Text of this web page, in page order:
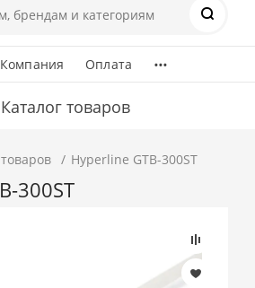
Компания Оплата ...
Каталог товаров
Hyperline GTB-300ST
300ST